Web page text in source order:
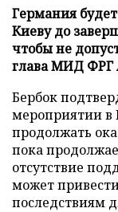
Германия
Киеву до
чтобы не
глава МИД ФРГ
Бербок
мероприятии в
продолжать
пока
отсутствие
может
последствиям